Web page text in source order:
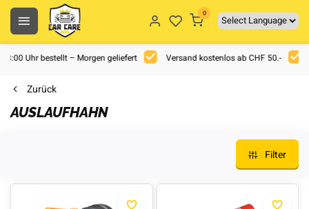
0
Uhr bestellt – Morgen geliefert Versand kostenlos ab CHF 50.-
Zurück
AUSLAUFHAHN
Filter